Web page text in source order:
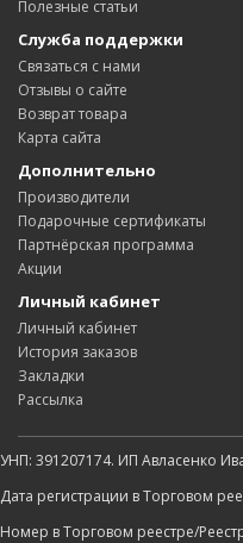
Полезные статьи
Служба поддержки
Связаться с нами
Отзывы о сайте
Возврат товара
Карта сайта
Дополнительно
Производители
Подарочные сертификаты
Партнёрская программа
Акции
Личный кабинет
Личный кабинет
История заказов
Закладки
Рассылка
УНП: 391207174. ИП Авласенко
Дата регистрации в Торговом
Номер в Торговом реестре/